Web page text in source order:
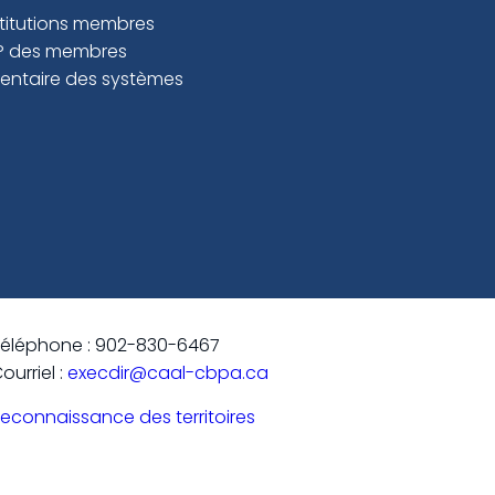
membres
des membres
des systèmes
: 902-830-6467
: execdir@caal-cbpa.ca
des territoires